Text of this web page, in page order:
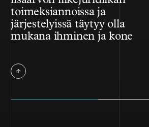
toimeksiannoissa ja
järjestelyissä täytyy olla
mukana ihminen ja kone